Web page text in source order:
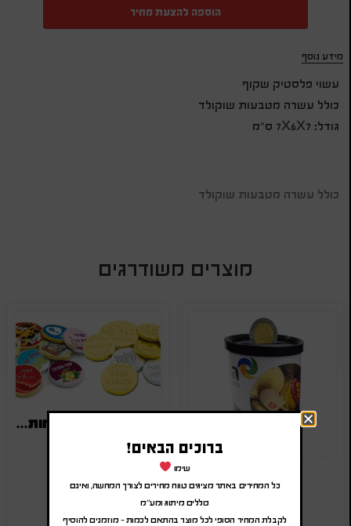
הוספה להצעת מחיר
מידע נוסף
עשוי פלסטיק שקוף
כולל עשרה מטבעות שוקולד
גודל: 7X6X7 ס”מ
כולל עשרה מטבעות שוקולד
מוצרים משודרגים
(לפני מע"מ)
מטבעות שוקולד ממותגים | מטבעות שוקולד עם הטבעה
ברוכים הבאים!
שימו
כל המחירים באתר מציגים טווח מחירים לצורך המחשה, ואינם
כוללים מיתוג ומע"מ
לקבלת המחיר הסופי לכל מוצר בהתאם לכמות – מוזמנים להוסיף